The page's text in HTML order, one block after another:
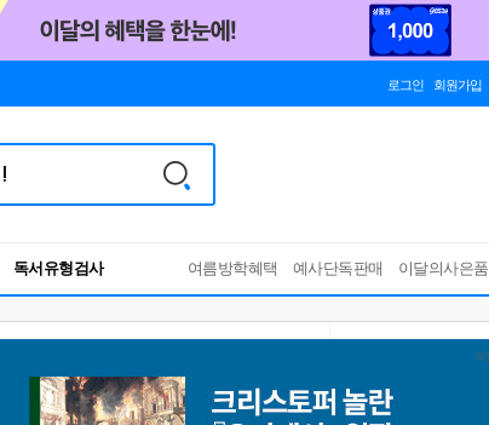
로그인 회원가입
독서유형검사
RBTI Lab
독서유형검사
여름방학혜택 예사단독판매 이달의사은품